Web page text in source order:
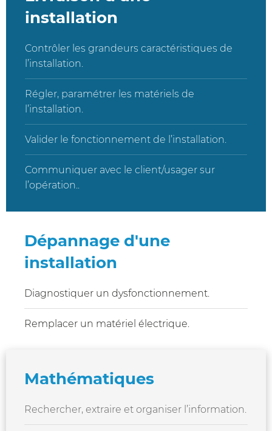
installation
Contrôler les grandeurs caractéristiques de
l’installation.
Régler, paramétrer les matériels de
l’installation.
Valider le fonctionnement de l’installation.
Communiquer avec le client/usager sur
l’opération..
Dépannage d'une
installation
Diagnostiquer un dysfonctionnement.
Remplacer un matériel électrique.
Mathématiques
Rechercher, extraire et organiser l’information.